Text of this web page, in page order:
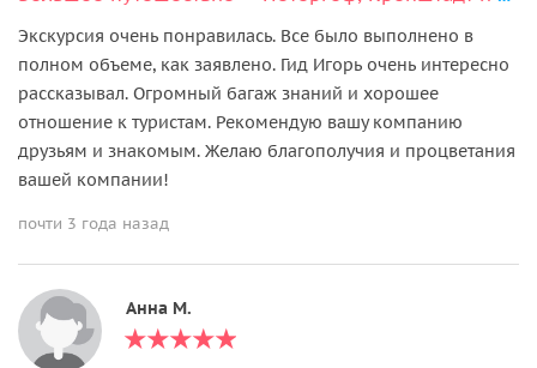
Экскурсия очень понравилась. Все было выполнено в
полном объеме, как заявлено. Гид Игорь очень интересно
рассказывал. Огромный багаж знаний и хорошее
отношение к туристам. Рекомендую вашу компанию
друзьям и знакомым. Желаю благополучия и процветания
вашей компании!
почти 3 года назад
Анна М.